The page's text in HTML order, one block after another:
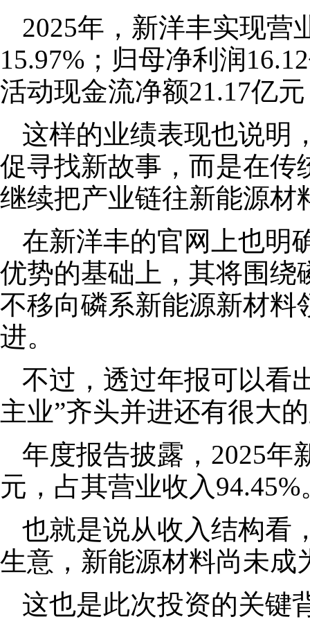
2025年，新洋丰实现营
15.97%；归母净利润
活动现金流净额21.17亿
这样的业绩表现也说明
促寻找新故事，而是在传
继续把产业链往新能源材
在新洋丰的官网上也明
优势的基础上，其将围绕
不移向磷系新能源新材料
进。
不过，透过年报可以看
主业”齐头并进还有很大
年度报告披露，2025年
元，占其营业收入94.45%
也就是说从收入结构看
生意，新能源材料尚未成
这也是此次投资的关键